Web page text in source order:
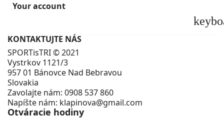
Your account
KONTAKTUJTE NÁS
SPORTisTRI © 2021
Vystrkov 1121/3
957 01 Bánovce Nad Bebravou
Slovakia
Zavolajte nám: 0908 537 860
Napíšte nám: klapinova@gmail.com
Otváracie hodiny